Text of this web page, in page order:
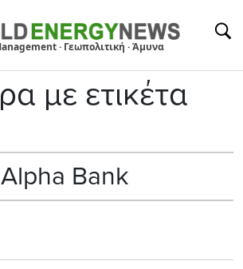
· Γεωπολιτική · Άμυνα
με ετικέτα
Alpha Bank